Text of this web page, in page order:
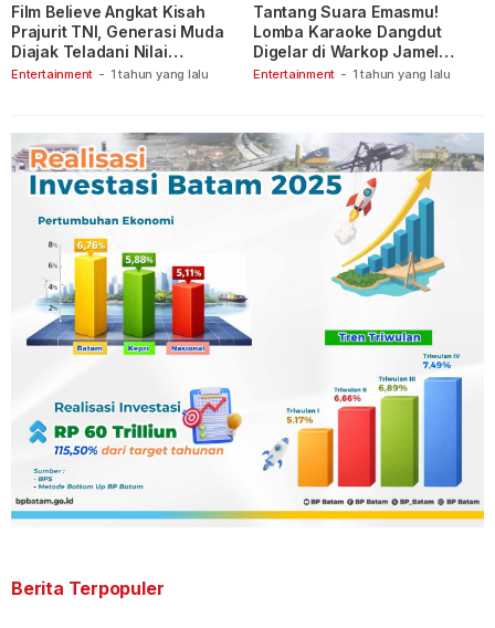
Entertainment - 1 tahun yang lalu
Film Believe Angkat Kisah
Prajurit TNI, Generasi Muda
Diajak Teladani Nilai
Keberanian
Entertainment - 1 tahun yang lalu
Tantang Suara Emasmu!
Lomba Karaoke Dangdut
Digelar di Warkop Jamel
Ganet
Berita Terpopuler